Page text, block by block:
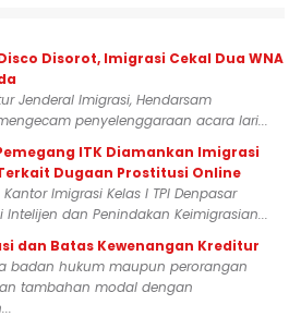
Disorot, Imigrasi Cekal Dua WNA
Jenderal Imigrasi, Hendarsam
penyelenggaraan acara lari...
ITK Diamankan Imigrasi
Dugaan Prostitusi Online
Kantor Imigrasi Kelas I TPI Denpasar
Intelijen dan Penindakan Keimigrasian...
dan Batas Kewenangan Kreditur
badan hukum maupun perorangan
tambahan modal dengan